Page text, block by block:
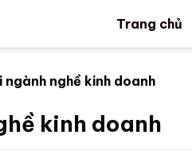
Trang chủ
nghề kinh doanh
kinh doanh